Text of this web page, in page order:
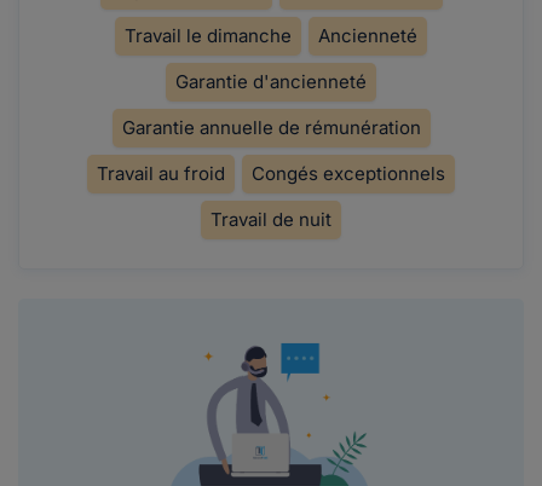
Travail le dimanche
Ancienneté
Garantie d'ancienneté
Garantie annuelle de rémunération
Travail au froid
Congés exceptionnels
Travail de nuit